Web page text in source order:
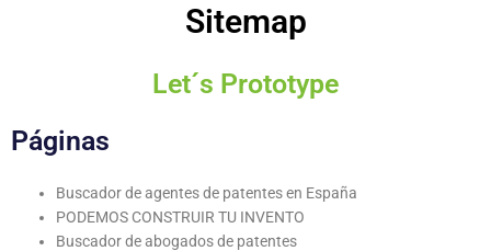
Sitemap
Let´s Prototype
Páginas
Buscador de agentes de patentes en España
PODEMOS CONSTRUIR TU INVENTO
Buscador de abogados de patentes